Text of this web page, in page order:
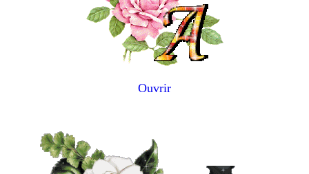
Ouvrir